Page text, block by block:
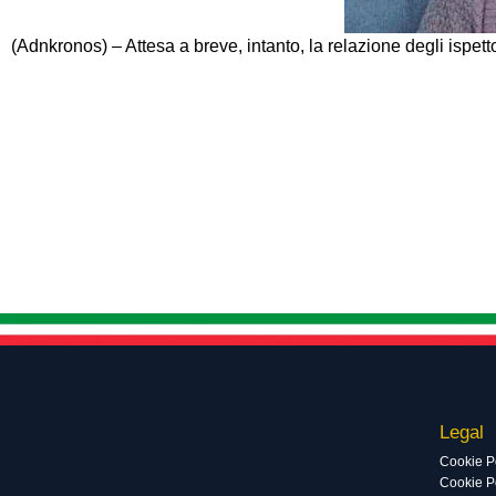
(Adnkronos) – Attesa a breve, intanto, la relazione degli
Legal
Cookie
Cookie